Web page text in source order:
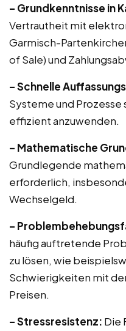
– Grundkenntnisse in
Vertrautheit mit
Garmisch-
of Sale) und
– Schnelle
Systeme und Prozesse
effizient anzuwenden.
– Mathematische
Grundlegende
erforderlich,
Wechselgeld.
–
häufig auftretende
zu lösen, wie
Schwierigkeiten mit
Preisen.
– Stressresistenz: Die